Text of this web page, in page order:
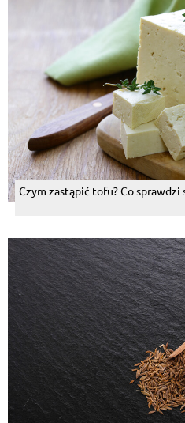
Czym zastąpić tofu? Co sprawdzi